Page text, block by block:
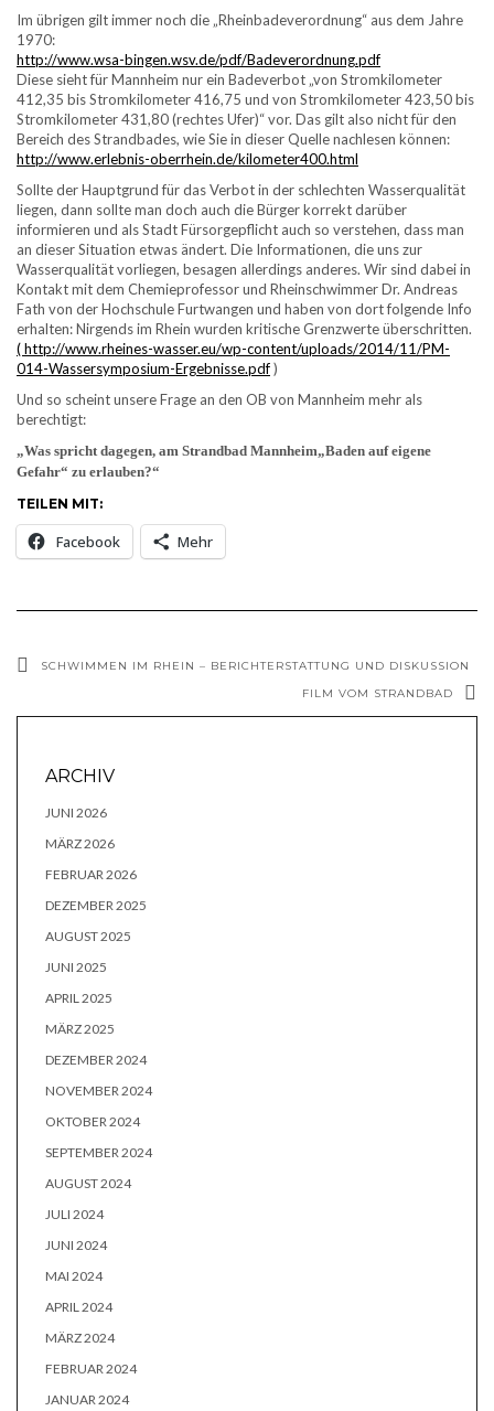
Im übrigen gilt immer noch die „Rheinbadeverordnung“ aus dem Jahre
1970:
http://www.wsa-bingen.wsv.de/pdf/Badeverordnung.pdf
Diese sieht für Mannheim nur ein Badeverbot „von Stromkilometer
412,35 bis Stromkilometer 416,75 und von Stromkilometer 423,50 bis
Stromkilometer 431,80 (rechtes Ufer)“ vor. Das gilt also nicht für den
Bereich des Strandbades, wie Sie in dieser Quelle nachlesen können:
http://www.erlebnis-oberrhein.de/kilometer400.html
Sollte der Hauptgrund für das Verbot in der schlechten Wasserqualität
liegen, dann sollte man doch auch die Bürger korrekt darüber
informieren und als Stadt Fürsorgepflicht auch so verstehen, dass man
an dieser Situation etwas ändert. Die Informationen, die uns zur
Wasserqualität vorliegen, besagen allerdings anderes. Wir sind dabei in
Kontakt mit dem Chemieprofessor und Rheinschwimmer Dr. Andreas
Fath von der Hochschule Furtwangen und haben von dort folgende Info
erhalten: Nirgends im Rhein wurden kritische Grenzwerte überschritten.
(http://www.rheines-wasser.eu/wp-content/uploads/2014/11/PM-
014-Wassersymposium-Ergebnisse.pdf)
Und so scheint unsere Frage an den OB von Mannheim mehr als
berechtigt:
„Was spricht dagegen, am Strandbad Mannheim„Baden auf eigene
Gefahr“ zu erlauben?“
TEILEN MIT:
Facebook Mehr
SCHWIMMEN IM RHEIN – BERICHTERSTATTUNG UND DISKUSSION
FILM VOM STRANDBAD
ARCHIV
JUNI 2026
MÄRZ 2026
FEBRUAR 2026
DEZEMBER 2025
AUGUST 2025
JUNI 2025
APRIL 2025
MÄRZ 2025
DEZEMBER 2024
NOVEMBER 2024
OKTOBER 2024
SEPTEMBER 2024
AUGUST 2024
JULI 2024
JUNI 2024
MAI 2024
APRIL 2024
MÄRZ 2024
FEBRUAR 2024
JANUAR 2024